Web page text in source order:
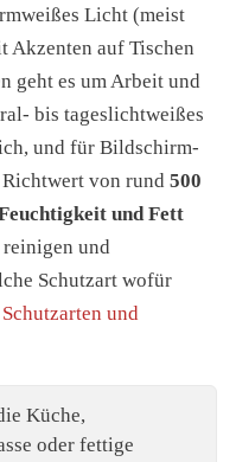
Licht (meist
Akzenten auf Tischen
geht es um Arbeit und
bis tageslichtweißes
und für Bildschirm-
von rund 500
und Fett
und
Schutzart wofür
Schutzarten und
Küche,
oder fettige